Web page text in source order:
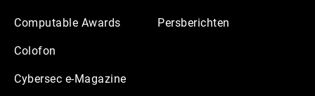
Computable Awards
Colofon
Cybersec e-Magazine
Persberichten